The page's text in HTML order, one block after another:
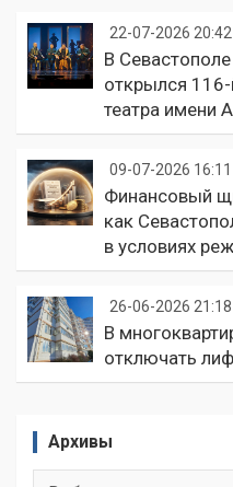
22-07-2026 20:42
В
открылся
театра имени
09-07-2026 16:11
Финансовый
как
в условиях
26-06-2026 21:18
В
отключать
Архивы